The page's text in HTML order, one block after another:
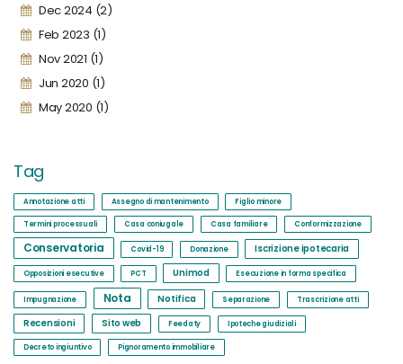
Dec 2024 (2)
Feb 2023 (1)
Nov 2021 (1)
Jun 2020 (1)
May 2020 (1)
Tag
Annotazione atti Assegno di mantenimento Figlio minore
Termini processuali Casa coniugale Casa familiare Conformizzazione
Conservatoria Covid-19 Donazione Iscrizione ipotecaria
Opposizioni esecutive PCT Unimod Esecuzione in forma specifica
Impugnazione Nota Notifica Separazione Trascrizione atti
Recensioni Sito web Feedaty Ipoteche giudiziali
Decreto ingiuntivo Pignoramento immobiliare